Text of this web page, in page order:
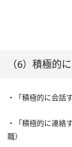
（6）積極的
・「積極的に会話
・「積極的に連絡
職）